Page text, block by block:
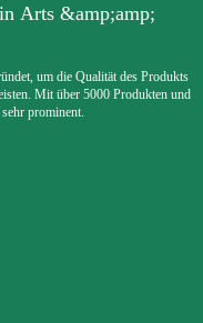
Arts &amp;amp;
um die Qualität des Produkts
Mit über 5000 Produkten und
prominent.